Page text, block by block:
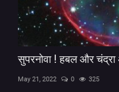
राशिफ़ल
Food
Spiritual
सुपरनोवा ! हबल और चंद्रा
May 21, 2022 0 325